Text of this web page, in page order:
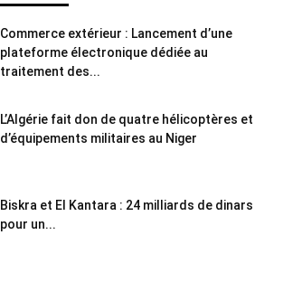
Commerce extérieur : Lancement d’une
plateforme électronique dédiée au
traitement des...
L’Algérie fait don de quatre hélicoptères et
d’équipements militaires au Niger
Biskra et El Kantara : 24 milliards de dinars
pour un...